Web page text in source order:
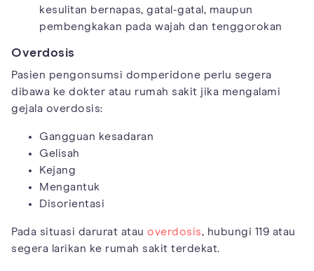
kesulitan bernapas, gatal-gatal, maupun
pembengkakan pada wajah dan tenggorokan
Overdosis
Pasien pengonsumsi domperidone perlu segera
dibawa ke dokter atau rumah sakit jika mengalami
gejala overdosis:
Gangguan kesadaran
Gelisah
Kejang
Mengantuk
Disorientasi
Pada situasi darurat atau overdosis, hubungi 119 atau
segera larikan ke rumah sakit terdekat.